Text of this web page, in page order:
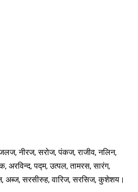
जलज, नीरज, सरोज, पंकज, राजीव, नलिन,
अरविन्द, पद्म, उत्पल, तामरस, सारंग,
सरसीरुह, वारिज, सरसिज, कुशेशय।